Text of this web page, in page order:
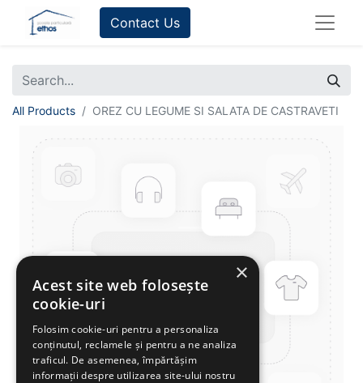
Contact Us
All Products OREZ CU LEGUME SI SALATA DE CASTRAVETI
×
Acest site web folosește
cookie-uri
Folosim cookie-uri pentru a personaliza
conținutul, reclamele și pentru a ne analiza
traficul. De asemenea, împărtășim
informații despre utilizarea site-ului nostru